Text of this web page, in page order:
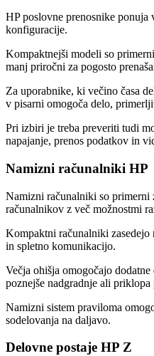
HP poslovne prenosnike
konfiguracije.
Kompaktnejši modeli so
manj priročni za pogosto
Za uporabnike, ki večino časa
v pisarni omogoča delo,
Pri izbiri je treba preveriti tudi
napajanje, prenos podatkov in
Namizni računalniki HP
Namizni računalniki so primerni
računalnikov z več možnostmi
Kompaktni računalniki zasedejo
in spletno komunikacijo.
Večja ohišja omogočajo
poznejše nadgradnje ali priklopa
Namizni sistem praviloma
sodelovanja na daljavo.
Delovne postaje HP Z